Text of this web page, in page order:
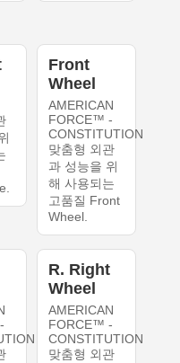
Front
Wheel
AMERICAN
FORCE™ -
CONSTITUTION
맞춤형 외관
과 성능을 위
해 사용되는
고품질 Front
Wheel.
R. Right
Wheel
AMERICAN
FORCE™ -
CONSTITUTION
맞춤형 외관